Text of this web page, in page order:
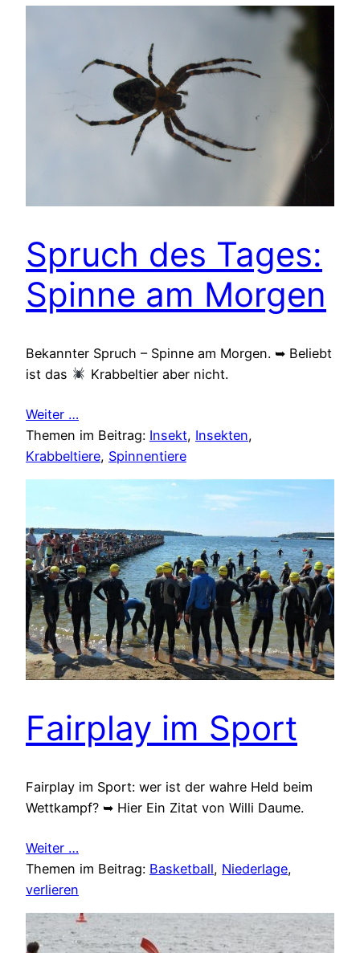
Spruch des Tages:
Spinne am Morgen
Bekannter Spruch – Spinne am Morgen. ➥ Beliebt
ist das
Krabbeltier aber nicht.
Weiter …
Themen im Beitrag: Insekt, Insekten
Krabbeltiere, Spinnentiere
Fairplay im Sport
Fairplay im Sport: wer ist der wahre Held beim
Wettkampf? ➥ Hier Ein Zitat von Willi Daume.
Weiter …
Themen im Beitrag: Basketball, Niederlage
verlieren